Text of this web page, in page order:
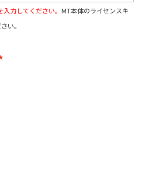
力してください。 MT本体のライセンスキ
い。